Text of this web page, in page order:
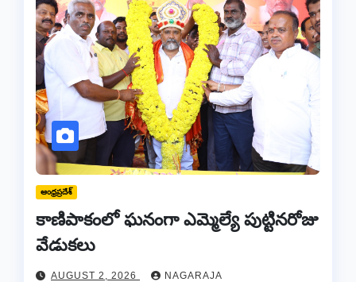
ఆంధ్రప్రదేశ్
కాణిపాకంలో ఘనంగా ఎమ్మెల్యే పుట్టినరోజు
వేడుకలు
AUGUST 2, 2026 NAGARAJA